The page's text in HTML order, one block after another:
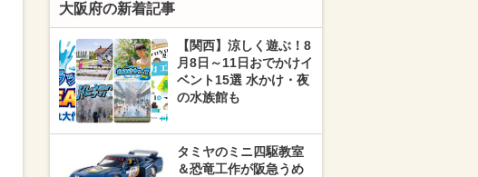
大阪府の新着記事
【関西】涼しく遊ぶ！8
月8日～11日おでかけイ
ベント15選 水かけ・夜
の水族館も
タミヤのミニ四駆教室
＆恐竜工作が阪急うめ